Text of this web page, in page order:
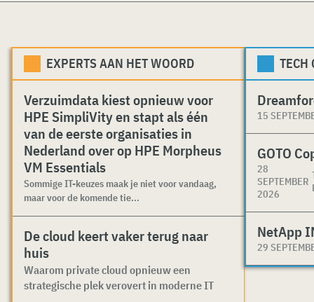
EXPERTS AAN HET WOORD
Verzuimdata kiest opnieuw voor
HPE SimpliVity en stapt als één
van de eerste organisaties in
Nederland over op HPE Morpheus
VM Essentials
Sommige IT-keuzes maak je niet voor vandaag,
maar voor de komende tie...
De cloud keert vaker terug naar
huis
Waarom private cloud opnieuw een
strategische plek verovert in moderne IT
TECH
15
GOTO
28
SEPTEMBER
2026
NetApp
29